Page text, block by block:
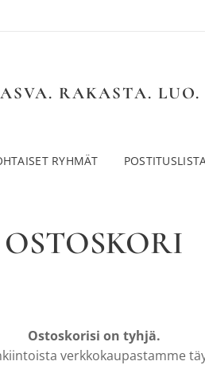
RAKASTA. LUO.
RYHMÄT
OSTOSKORI
Ostoskorisi on tyhjä.
verkkokaupastamme